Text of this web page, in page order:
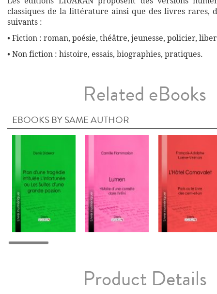
classiques de la littérature ainsi que des livres rares,
suivants :
• Fiction : roman, poésie, théâtre, jeunesse, policier,
• Non fiction : histoire, essais, biographies, pratiques.
Related eBooks
EBOOKS BY SAME AUTHOR
Product Details